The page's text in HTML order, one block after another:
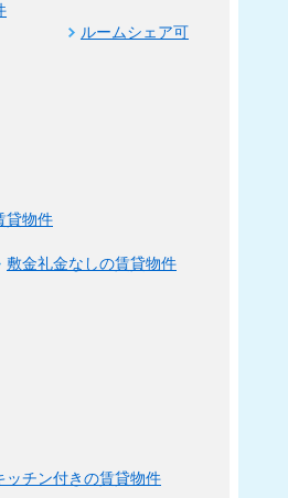
ルームシェア可
貸物件
敷金礼金なしの賃貸物件
ッチン付きの賃貸物件